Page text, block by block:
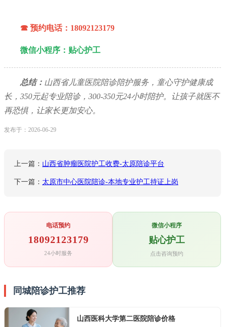
☎ 预约电话：18092123179
微信小程序：贴心护工
总结： 山西省儿童医院陪诊陪护服务，童心守护健康成
长，350元起专业陪诊，300-350元24小时陪护。让孩子就医不
再恐惧，让家长更加安心。
发布于：2026-06-29
上一篇： 山西省肿瘤医院护工收费-太原陪诊平台
下一篇： 太原市中心医院陪诊-本地专业护工持证上岗
电话预约
18092123179
24小时服务
微信小程序
贴心护工
点击咨询预约
同城陪诊护工推荐
山西医科大学第二医院陪诊价格